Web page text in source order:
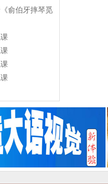
俞伯牙摔琴觅